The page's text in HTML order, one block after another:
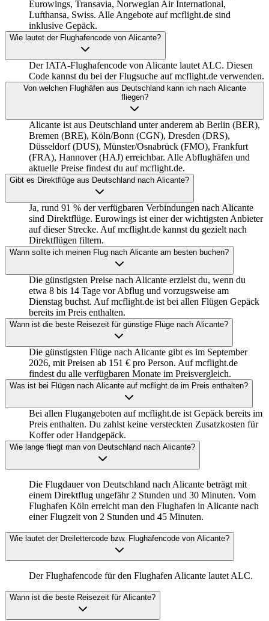
Eurowings, Transavia, Norwegian Air International,
Lufthansa, Swiss. Alle Angebote auf mcflight.de sind
inklusive Gepäck.
Wie lautet der Flughafencode von Alicante?
Der IATA-Flughafencode von Alicante lautet ALC. Diesen
Code kannst du bei der Flugsuche auf mcflight.de verwenden.
Von welchen Flughäfen aus Deutschland kann ich nach Alicante
fliegen?
Alicante ist aus Deutschland unter anderem ab Berlin (BER),
Bremen (BRE), Köln/Bonn (CGN), Dresden (DRS),
Düsseldorf (DUS), Münster/Osnabrück (FMO), Frankfurt
(FRA), Hannover (HAJ) erreichbar. Alle Abflughäfen und
aktuelle Preise findest du auf mcflight.de.
Gibt es Direktflüge aus Deutschland nach Alicante?
Ja, rund 91 % der verfügbaren Verbindungen nach Alicante
sind Direktflüge. Eurowings ist einer der wichtigsten Anbieter
auf dieser Strecke. Auf mcflight.de kannst du gezielt nach
Direktflügen filtern.
Wann sollte ich meinen Flug nach Alicante am besten buchen?
Die günstigsten Preise nach Alicante erzielst du, wenn du
etwa 8 bis 14 Tage vor Abflug und vorzugsweise am
Dienstag buchst. Auf mcflight.de ist bei allen Flügen Gepäck
bereits im Preis enthalten.
Wann ist die beste Reisezeit für günstige Flüge nach Alicante?
Die günstigsten Flüge nach Alicante gibt es im September
2026, mit Preisen ab 151 € pro Person. Auf mcflight.de
findest du alle verfügbaren Monate im Preisvergleich.
Was ist bei Flügen nach Alicante auf mcflight.de im Preis enthalten?
Bei allen Flugangeboten auf mcflight.de ist Gepäck bereits im
Preis enthalten. Du zahlst keine versteckten Zusatzkosten für
Koffer oder Handgepäck.
Wie lange fliegt man von Deutschland nach Alicante?
Die Flugdauer von Deutschland nach Alicante beträgt mit
einem Direktflug ungefähr 2 Stunden und 30 Minuten. Vom
Flughafen Köln erreicht man den Flughafen in Alicante nach
einer Flugzeit von 2 Stunden und 45 Minuten.
Wie lautet der Dreilettercode bzw. Flughafencode von Alicante?
Der Flughafencode für den Flughafen Alicante lautet ALC.
Wann ist die beste Reisezeit für Alicante?